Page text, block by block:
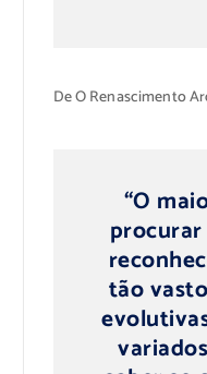
De O Renascimento
“O
tão